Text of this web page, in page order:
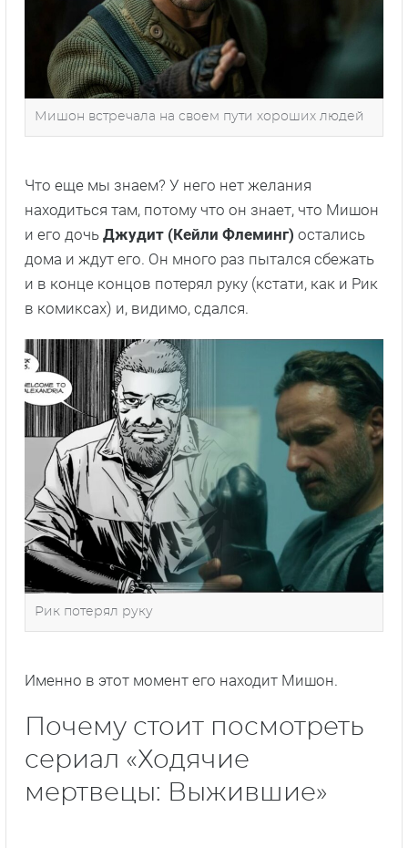
Мишон встречала на своем пути хороших людей
Что еще мы знаем? У него нет желания
находиться там, потому что он знает, что Мишон
и его дочь Джудит (Кейли Флеминг) остались
дома и ждут его. Он много раз пытался сбежать
и в конце концов потерял руку (кстати, как и Рик
в комиксах) и, видимо, сдался.
Рик потерял руку
Именно в этот момент его находит Мишон.
Почему стоит посмотреть
сериал «Ходячие
мертвецы: Выжившие»